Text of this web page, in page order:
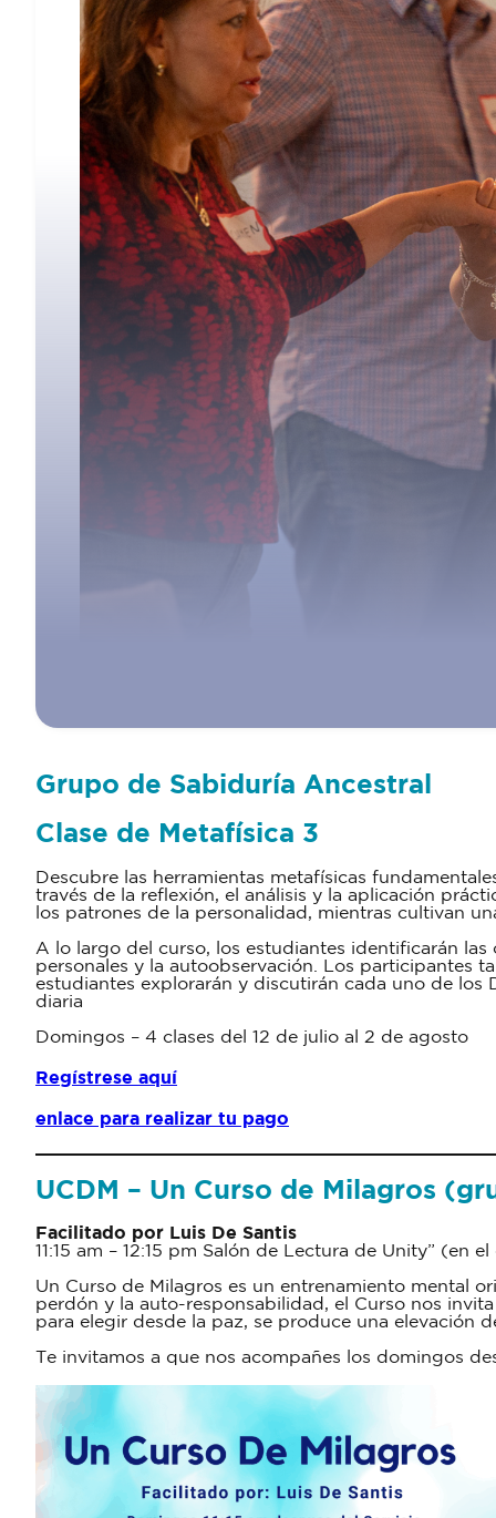
Grupo de Sabiduría Ancestral
Clase de Metafísica 3
Descubre las herramientas metafísicas
través de la reflexión, el análisis y la aplicación
los patrones de la personalidad, mientras cultivan
A lo largo del curso, los estudiantes identificarán
personales y la autoobservación. Los participantes
estudiantes explorarán y discutirán cada uno de los
diaria
Domingos – 4 clases del 12 de julio al 2 de agosto
Regístrese aquí
enlace para realizar tu pago
UCDM – Un Curso de Milagros
Facilitado por Luis De Santis
11:15 am – 12:15 pm Salón de Lectura de Unity” (en
Un Curso de Milagros es un entrenamiento mental
perdón y la auto-responsabilidad, el Curso nos
para elegir desde la paz, se produce una elevación
Te invitamos a que nos acompañes los domingos